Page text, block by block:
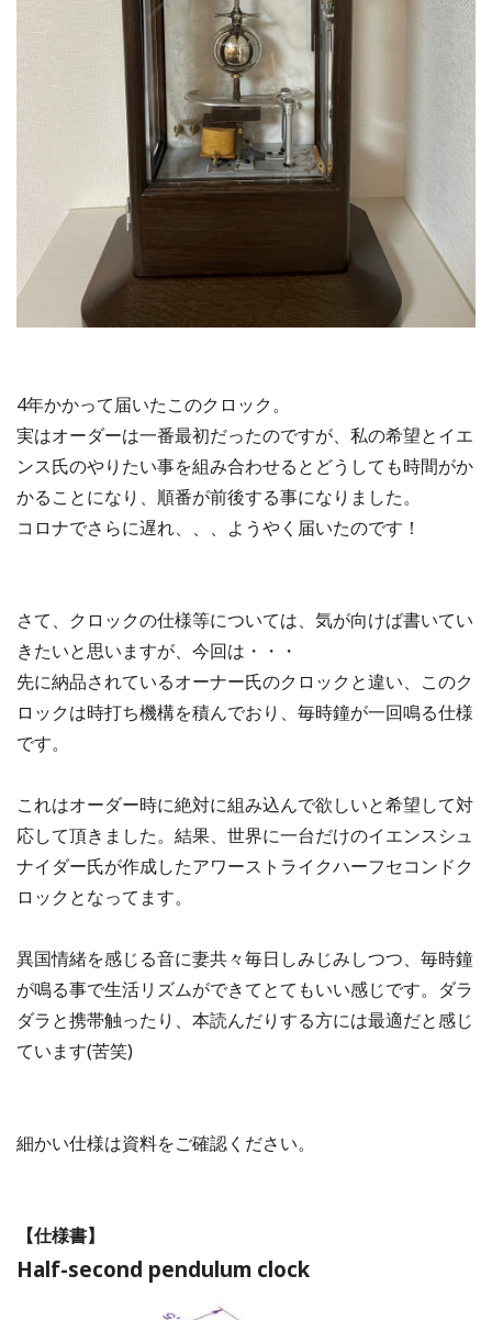
4年かかって届いたこのクロック。
実はオーダーは一番最初だったのですが、私の希望とイエ
ンス氏のやりたい事を組み合わせるとどうしても時間がか
かることになり、順番が前後する事になりました。
コロナでさらに遅れ、、、ようやく届いたのです！
さて、クロックの仕様等については、気が向けば書いてい
きたいと思いますが、今回は・・・
先に納品されているオーナー氏のクロックと違い、このク
ロックは時打ち機構を積んでおり、毎時鐘が一回鳴る仕様
です。
これはオーダー時に絶対に組み込んで欲しいと希望して対
応して頂きました。結果、世界に一台だけのイエンスシュ
ナイダー氏が作成したアワーストライクハーフセコンドク
ロックとなってます。
異国情緒を感じる音に妻共々毎日しみじみしつつ、毎時鐘
が鳴る事で生活リズムができてとてもいい感じです。ダラ
ダラと携帯触ったり、本読んだりする方には最適だと感じ
ています(苦笑)
細かい仕様は資料をご確認ください。
【仕様書】
Half-second pendulum clock